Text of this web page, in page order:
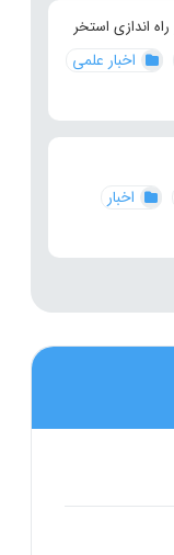
اندازی استخر
اخبار علمی
اخبار